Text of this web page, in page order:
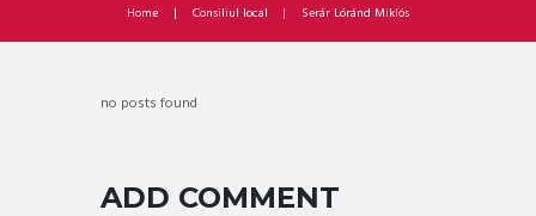
Home Consiliul local Serár Lóránd Miklós
no posts found
ADD COMMENT